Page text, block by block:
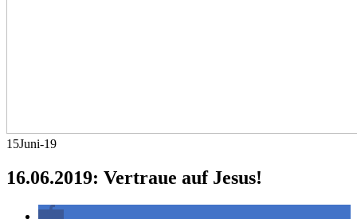
15Juni-19
16.06.2019: Vertraue auf Jesus!